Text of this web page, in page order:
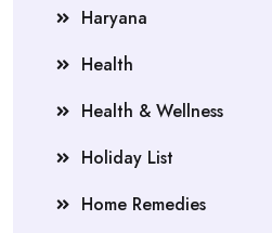
Haryana
Health
Health & Wellness
Holiday List
Home Remedies